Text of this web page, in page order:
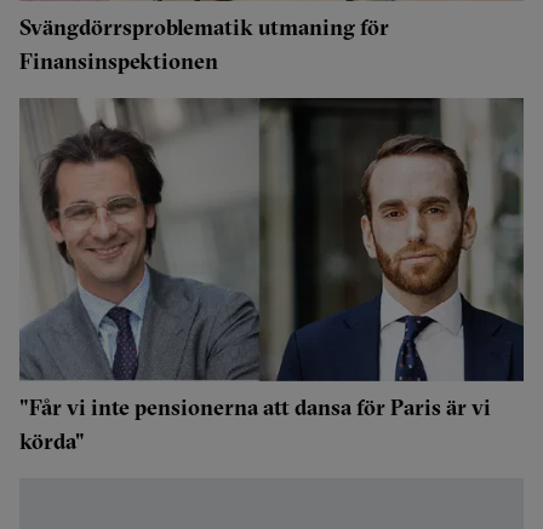
Svängdörrsproblematik utmaning för
Finansinspektionen
"Får vi inte pensionerna att dansa för Paris är vi
körda"